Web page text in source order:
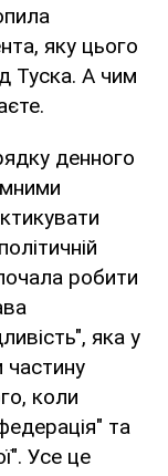
яку цього
Туска. А чим
денного
робити
яка у
частину
коли
та
Усе це